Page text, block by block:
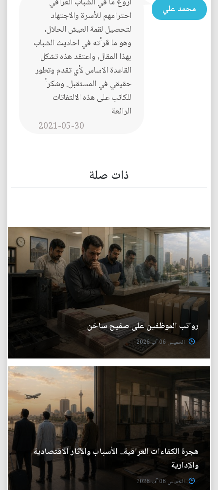
محمد علي
احترامهم للأسرة والاجتهاد
لتحصيل لقمة العيش الحلال،
وهو ما قرأته في احاديث الشباب
بهذا المقال، واعتقد هذه تشكل
القاعدة الاساس لأي تقدم وتطور
حقيقي في المستقبل. وشكراً
للكاتب على هذه الالتفاتات
الرائعة
2021-05-30
ذات صلة
رواتب الموظفين على صفيح ساخن
الخميس 06 آب 2026
هجرة الكفاءات العراقية.. الأسباب والآثار الاقتصادية
والإدارية
الخميس 06 آب 2026